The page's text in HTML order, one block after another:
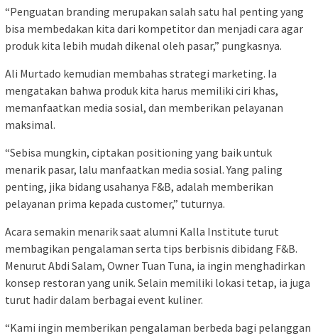
“Penguatan branding merupakan salah satu hal penting yang
bisa membedakan kita dari kompetitor dan menjadi cara agar
produk kita lebih mudah dikenal oleh pasar,” pungkasnya.
Ali Murtado kemudian membahas strategi marketing. Ia
mengatakan bahwa produk kita harus memiliki ciri khas,
memanfaatkan media sosial, dan memberikan pelayanan
maksimal.
“Sebisa mungkin, ciptakan positioning yang baik untuk
menarik pasar, lalu manfaatkan media sosial. Yang paling
penting, jika bidang usahanya F&B, adalah memberikan
pelayanan prima kepada customer,” tuturnya.
Acara semakin menarik saat alumni Kalla Institute turut
membagikan pengalaman serta tips berbisnis dibidang F&B.
Menurut Abdi Salam, Owner Tuan Tuna, ia ingin menghadirkan
konsep restoran yang unik. Selain memiliki lokasi tetap, ia juga
turut hadir dalam berbagai event kuliner.
“Kami ingin memberikan pengalaman berbeda bagi pelanggan